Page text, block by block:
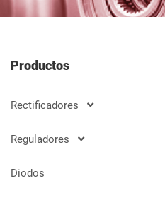
Productos
Rectificadores
Reguladores
Diodos